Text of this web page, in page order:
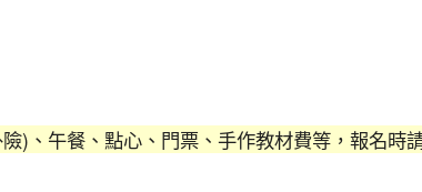
)、午餐、點心、門票、手作教材費等，報名時